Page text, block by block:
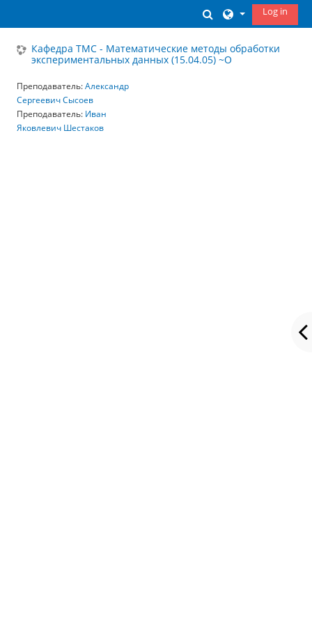
Toggle search
Log in
Кафедра ТМС - Математические методы обработки
экспериментальных данных (15.04.05) ~О
Преподаватель:Александр
Сергеевич Сысоев
Преподаватель: Иван
Яковлевич Шестаков